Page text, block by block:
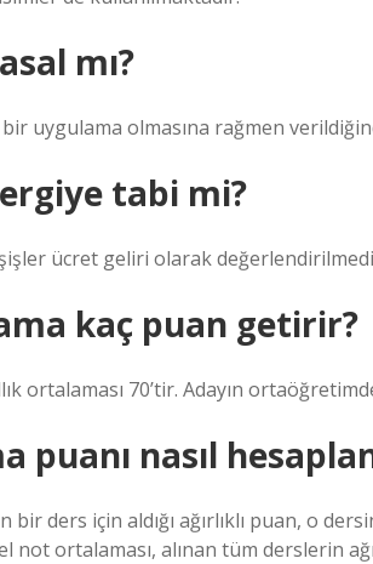
mı?
uygulama olmasına rağmen
tabi mi?
ücret geliri olarak
kaç puan getirir?
ortalaması 70’tir. Adayın
puanı nasıl
bir ders için aldığı ağırlıklı puan, o
not ortalaması, alınan tüm derslerin